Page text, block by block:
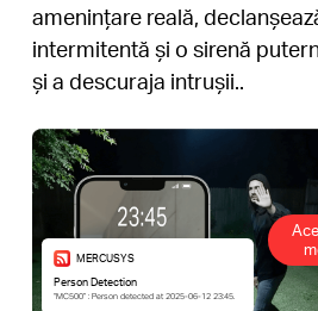
amenințare reală,
intermitentă și o sirenă
și a descuraja intrușii..
MERCUSYS
Person Detection
“MC500” : Person detected at 2025-06-12 23:45.